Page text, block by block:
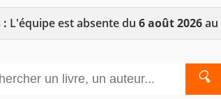
: L'équipe est absente du 6 août 2026au
🔍